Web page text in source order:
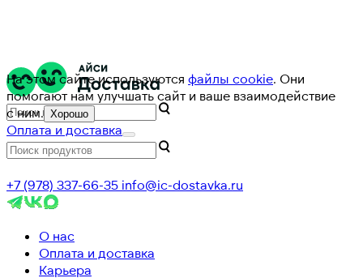
На этом сайте используются файлы cookie. Они
помогают нам улучшать сайт и ваше взаимодействие
с ним. Хорошо
Оплата и доставка
+7 (978) 337-66-35 info@ic-dostavka.ru
О нас
Оплата и доставка
Карьера